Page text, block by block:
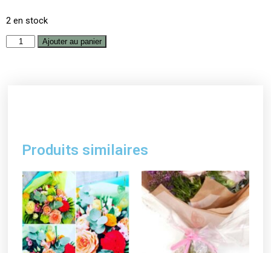
2 en stock
Ajouter au panier
Produits similaires